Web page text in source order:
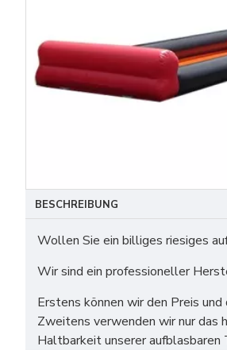
BESCHREIBUNG
Wollen Sie ein billiges riesiges
Wir sind ein professioneller
Erstens können wir den Preis
Zweitens verwenden wir nur
Haltbarkeit unserer